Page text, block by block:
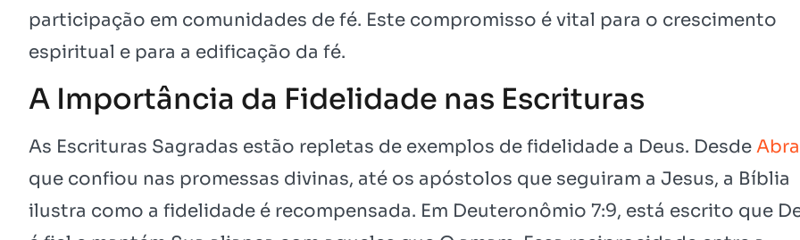
participação em comunidades de fé. Este compromisso é vital para o crescimento
espiritual e para a edificação da fé.
A Importância da Fidelidade nas Escrituras
As Escrituras Sagradas estão repletas de exemplos de fidelidade a Deus. Desde
que confiou nas promessas divinas, até os apóstolos que seguiram a Jesus, a Bíblia
ilustra como a fidelidade é recompensada. Em Deuteronômio 7:9, está escrito que